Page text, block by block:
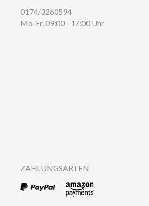
0174/3260594
Mo-Fr, 09:00 - 17:00 Uhr
ZAHLUNGSARTEN